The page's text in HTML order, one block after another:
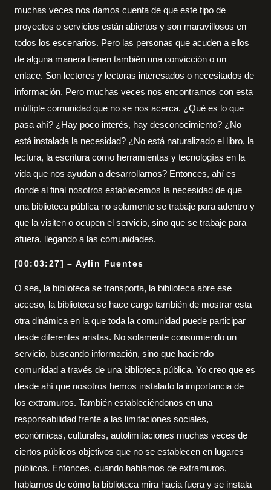
muchas veces nos damos cuenta de que este tipo de
proyectos o servicios están abiertos y son maravillosos en
todos los escenarios. Pero las personas que acuden a ellos
de alguna manera tienen también una convicción o un
enlace. Son lectores y lectoras interesados o necesitados de
información. Pero muchas veces nos encontramos con esta
múltiple comunidad que no se nos acerca. ¿Qué es lo que
pasa ahí? ¿Hay poco interés, hay desconocimiento? ¿No
está instalada la necesidad? ¿No está naturalizado el libro, la
lectura, la escritura como herramientas y tecnologías en la
vida que nos ayudan a desarrollarnos? Entonces, ahí es
donde al final nosotros establecemos la necesidad de que
una biblioteca pública no solamente se trabaje para adentro y
que la visiten o ocupen el servicio, sino que se trabaje para
afuera, llegando a las comunidades.
[00:03:27] – Aylin Fuentes
O sea, la biblioteca se transporta, la biblioteca abre ese
acceso, la biblioteca se hace cargo también de mostrar esta
otra dinámica en la que toda la comunidad puede participar
desde diferentes aristas. No solamente consumiendo un
servicio, buscando información, sino que haciendo
comunidad a través de una biblioteca pública. Yo creo que es
desde ahí que nosotros hemos instalado la importancia de
los extramuros. También estableciéndonos en una
responsabilidad frente a las limitaciones sociales,
económicas, culturales, autolimitaciones muchas veces de
ciertos públicos objetivos que no se establecen en lugares
públicos. Entonces, cuando hablamos de extramuros,
hablamos de cómo la biblioteca mira hacia fuera y se instala